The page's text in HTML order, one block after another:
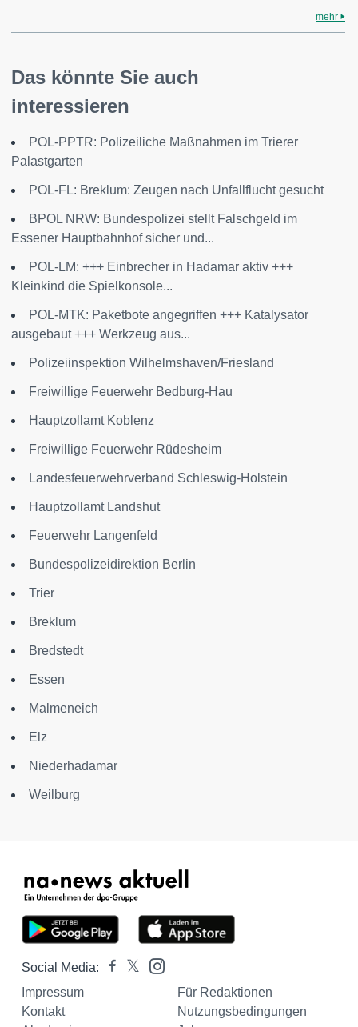
mehr
Das könnte Sie auch
interessieren
POL-PPTR: Polizeiliche Maßnahmen im Trierer
Palastgarten
POL-FL: Breklum: Zeugen nach Unfallflucht gesucht
BPOL NRW: Bundespolizei stellt Falschgeld im
Essener Hauptbahnhof sicher und...
POL-LM: +++ Einbrecher in Hadamar aktiv +++
Kleinkind die Spielkonsole...
POL-MTK: Paketbote angegriffen +++ Katalysator
ausgebaut +++ Werkzeug aus...
Polizeiinspektion Wilhelmshaven/Friesland
Freiwillige Feuerwehr Bedburg-Hau
Hauptzollamt Koblenz
Freiwillige Feuerwehr Rüdesheim
Landesfeuerwehrverband Schleswig-Holstein
Hauptzollamt Landshut
Feuerwehr Langenfeld
Bundespolizeidirektion Berlin
Trier
Breklum
Bredstedt
Essen
Malmeneich
Elz
Niederhadamar
Weilburg
Social Media:
Impressum
Für Redaktionen
Kontakt
Nutzungsbedingungen